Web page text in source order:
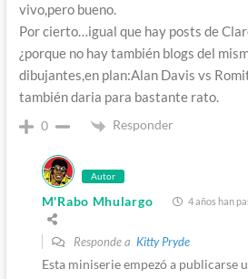
vivo,pero bueno.
Por cierto…igual que hay posts de
¿porque no hay también blogs del
dibujantes,en plan:Alan Davis vs
también daria para bastante rato.
0 Responder
Autor
M'Rabo Mhulargo 4 años han
Responde a Kitty Pryde
Esta miniserie empezó a publicarse